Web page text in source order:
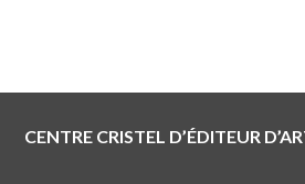
CENTRE CRISTEL D’ÉDITEUR